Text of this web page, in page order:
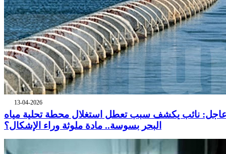
13-04-2026
نائب يكشف سبب تعطل استغلال محطة تحلية مياه
البحر بسوسة.. مادة ملوثة وراء الإشكال؟